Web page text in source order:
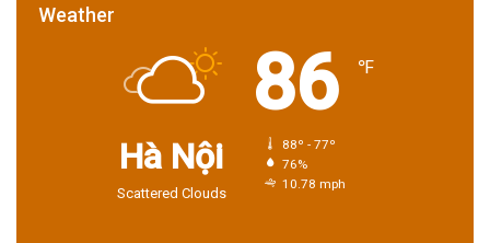
Weather
Hà Nội
Scattered Clouds
86 ℉
88º - 77º
76%
10.78 mph